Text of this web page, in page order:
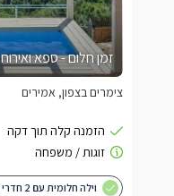
זמן חלום - ספא ואירוח
צימרים בצפון, אמירים
וילה חלומית עם 2 חדרי שינה